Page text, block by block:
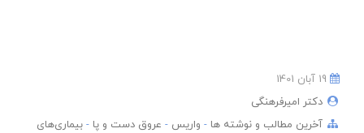
دکتر امیرفرهنگی
آخرین مطالب و نوشته ها - واریس - عروق دست و پا - بیماری‌های